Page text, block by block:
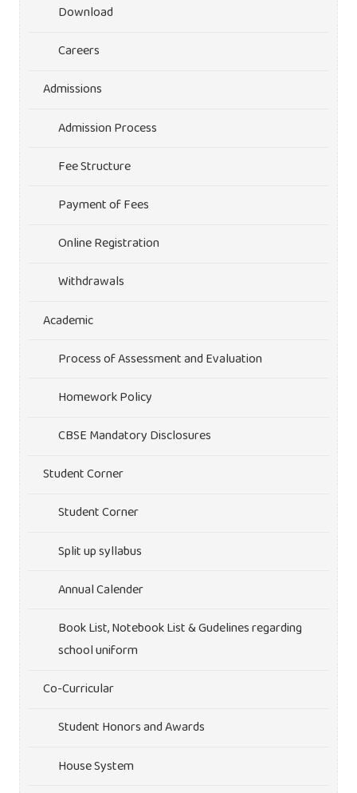
Download
Careers
Admissions
Admission Process
Fee Structure
Payment of Fees
Online Registration
Withdrawals
Academic
Process of Assessment and Evaluation
Homework Policy
CBSE Mandatory Disclosures
Student Corner
Student Corner
Split up syllabus
Annual Calender
Book List, Notebook List & Gudelines regarding
school uniform
Co-Curricular
Student Honors and Awards
House System